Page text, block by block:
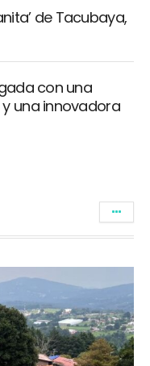
de Tacubaya,
con una
una innovadora